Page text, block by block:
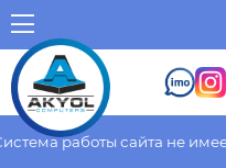
работы сайта не